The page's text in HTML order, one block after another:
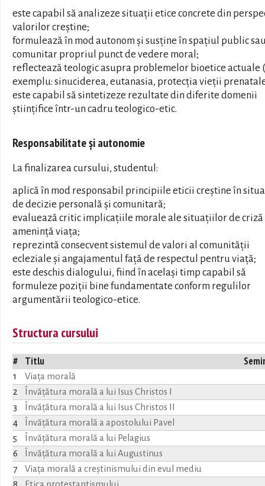
este capabil să analizeze situații etice concrete din
valorilor creștine;
formulează în mod autonom și susține în spațiul public
comunitar propriul punct de vedere moral;
reflectează teologic asupra problemelor bioetice actuale
exemplu: sinuciderea, eutanasia, protecția vieții
este capabil să sintetizeze rezultate din diferite domenii
științifice într-un cadru teologico-etic.
Responsabilitate și autonomie
La finalizarea cursului, studentul:
aplică în mod responsabil principiile eticii creștine în
de decizie personală și comunitară;
evaluează critic implicațiile morale ale situațiilor de criză
amenință viața;
reprezintă consecvent sistemul de valori al comunității
ecleziale și angajamentul față de respectul pentru viață;
este deschis dialogului, fiind în același timp capabil să
formuleze poziții bine fundamentate conform regulilor
argumentării teologico-etice.
Structura cursului
# Titlu
1
Viața morală
2
Învăţătura morală a lui Isus Christos I
3
Învăţătura morală a lui Isus Christos II
4
Învăţătura morală a apostolului Pavel
5
Învăţătura morală a lui Pelagius
6
Învăţătura morală a lui Augustinus
7
Viaţa morală a creştinismului din evul mediu